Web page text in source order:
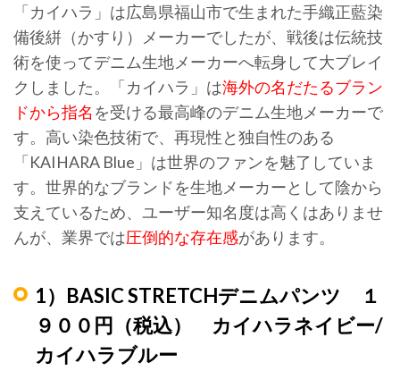
「カイハラ」は広島県福山市で生まれた手織正藍染
備後絣（かすり）メーカーでしたが、戦後は伝統技
術を使ってデニム生地メーカーへ転身して大ブレイ
クしました。「カイハラ」は海外の名だたるブラン
ドから指名 を受ける最高峰のデニム生地メーカーで
す。高い染色技術で、再現性と独自性のある
「KAIHARA Blue」は世界のファンを魅了していま
す。世界的なブランドを生地メーカーとして陰から
支えているため、ユーザー知名度は高くはありませ
んが、業界では圧倒的な存在感があります。
1）BASIC STRETCHデニムパンツ １
９００円（税込） カイハラネイビー/
カイハラブルー